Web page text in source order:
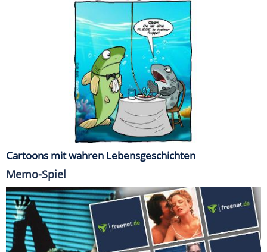
Cartoons mit wahren Lebensgeschichten
Memo-Spiel